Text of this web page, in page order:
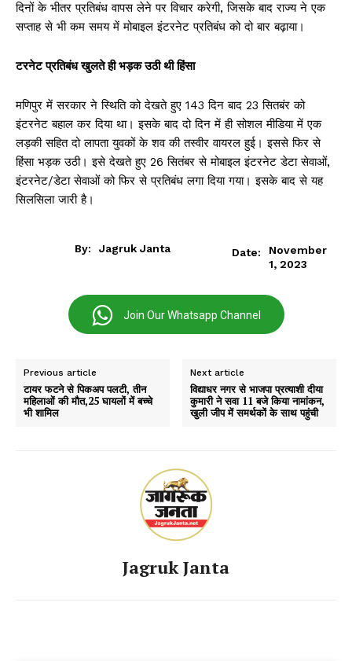
दिनों के भीतर प्रतिबंध वापस लेने पर विचार करेगी, जिसके बाद राज्य ने एक
सप्ताह से भी कम समय में मोबाइल इंटरनेट प्रतिबंध को दो बार बढ़ाया।
टरनेट प्रतिबंध खुलते ही भड़क उठी थी हिंसा
मणिपुर में सरकार ने स्थिति को देखते हुए 143 दिन बाद 23 सितबंर को
इंटरनेट बहाल कर दिया था। इसके बाद दो दिन में ही सोशल मीडिया में एक
लड़की सहित दो लापता युवकों के शव की तस्वीर वायरल हुई। इससे फिर से
हिंसा भड़क उठी। इसे देखते हुए 26 सितंबर से मोबाइल इंटरनेट डेटा सेवाओं,
इंटरनेट/डेटा सेवाओं को फिर से प्रतिबंध लगा दिया गया। इसके बाद से यह
सिलसिला जारी है।
By: Jagruk Janta Date:
November
1, 2023
Join Our Whatsapp Channel
Previous article
टायर फटने से पिकअप पलटी, तीन
महिलाओं की मौत,25 घायलों में बच्चे
भी शामिल
Next article
विद्याधर नगर से भाजपा प्रत्याशी दीया
कुमारी ने सवा 11 बजे किया नामांकन,
खुली जीप में समर्थकों के साथ पहुंची
Jagruk Janta